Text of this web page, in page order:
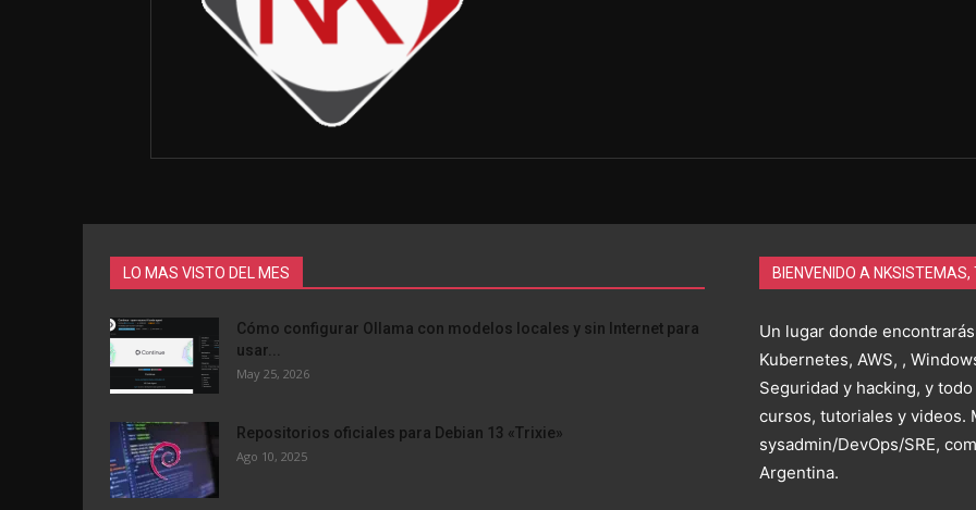
LO MAS VISTO DEL MES
Cómo configurar Ollama con modelos locales y sin Internet para
usar...
May 25, 2026
Repositorios oficiales para Debian 13 «Trixie»
Ago 10, 2025
BIENVENIDO A
Un lugar donde
Kubernetes, AWS, ,
Seguridad y hacking, y
cursos, tutoriales y videos.
sysadmin/DevOps/SRE,
Argentina.